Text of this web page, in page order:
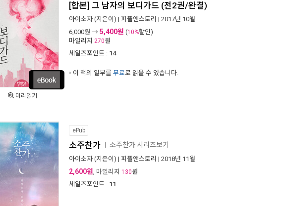
미리읽기
[합본] 그 남자의 보디가드 (전2권/완결)
아이소자 (지은이) | 피플앤스토리 | 2017년 10월
6,000원 → 5,400원 (10%할인)
마일리지 270원
세일즈포인트 : 14
이 책의 일부를 무료로 읽을 수 있습니다.
ePub
소주찬가 소주찬가 시리즈보기
아이소자 (지은이) | 피플앤스토리 | 2018년 11월
2,600원, 마일리지 130원
세일즈포인트 : 11